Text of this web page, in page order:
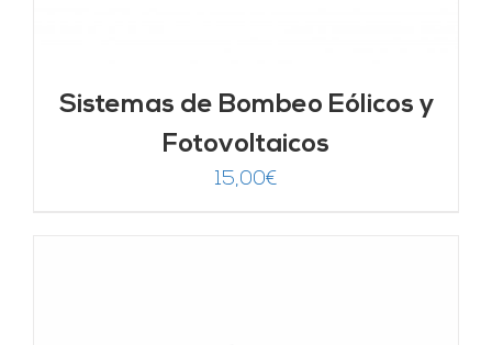
Sistemas de Bombeo Eólicos y
Fotovoltaicos
15,00€